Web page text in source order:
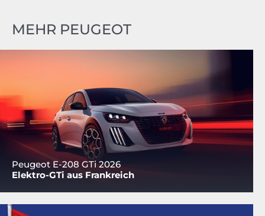
MEHR PEUGEOT
Peugeot E-208 GTi 2026
Elektro-GTi aus Frankreich